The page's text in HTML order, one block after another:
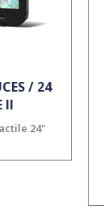
/ 24
II
24"